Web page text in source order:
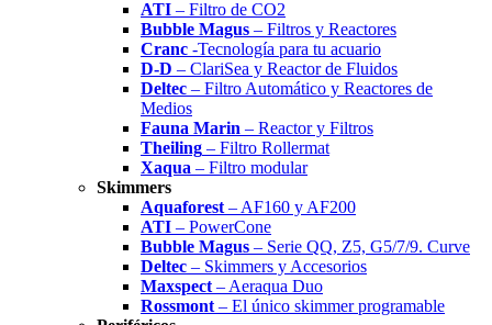
ATI – Filtro de CO2
Bubble Magus – Filtros y Reactores
Cranc -Tecnología para tu acuario
D-D – ClariSea y Reactor de Fluidos
Deltec – Filtro Automático y Reactores de
Medios
Fauna Marin – Reactor y Filtros
Theiling – Filtro Rollermat
Xaqua – Filtro modular
Skimmers
Aquaforest – AF160 y AF200
ATI – PowerCone
Bubble Magus – Serie QQ, Z5, G5/7/9. Curve
Deltec – Skimmers y Accesorios
Maxspect – Aeraqua Duo
Rossmont – El único skimmer programable